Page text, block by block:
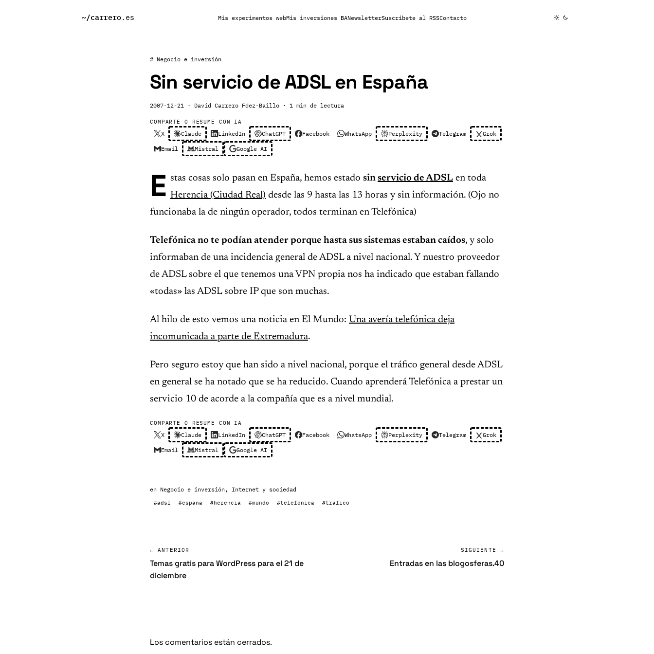
~/carrero.es Mis experimentos webMis inversiones BANewsletterSuscribete al RSSContacto
# Negocio e inversión
Sin servicio de ADSL en España
2007-12-21 · David Carrero Fdez-Baillo · 1 min de lectura
COMPARTE O RESUME CON IA
X Claude LinkedIn ChatGPT Facebook WhatsApp Perplexity Telegram Grok
Email Mistral Google AI
E stas cosas solo pasan en España, hemos estado sin servicio de ADSL en toda
Herencia (Ciudad Real) desde las 9 hasta las 13 horas y sin información. (Ojo no
funcionaba la de ningún operador, todos terminan en Telefónica)
Telefónica no te podían atender porque hasta sus sistemas estaban caídos, y solo
informaban de una incidencia general de ADSL a nivel nacional. Y nuestro proveedor
de ADSL sobre el que tenemos una VPN propia nos ha indicado que estaban fallando
«todas» las ADSL sobre IP que son muchas.
Al hilo de esto vemos una noticia en El Mundo: Una avería telefónica deja
incomunicada a parte de Extremadura.
Pero seguro estoy que han sido a nivel nacional, porque el tráfico general desde ADSL
en general se ha notado que se ha reducido. Cuando aprenderá Telefónica a prestar un
servicio 10 de acorde a la compañía que es a nivel mundial.
COMPARTE O RESUME CON IA
X Claude LinkedIn ChatGPT Facebook WhatsApp Perplexity Telegram Grok
Email Mistral Google AI
en Negocio e inversión, Internet y sociedad
#adsl #espana #herencia #mundo #telefonica #trafico
← ANTERIOR
Temas gratis para WordPress para el 21 de
diciembre
SIGUIENTE →
Entradas en las blogosferas.40
Los comentarios están cerrados.